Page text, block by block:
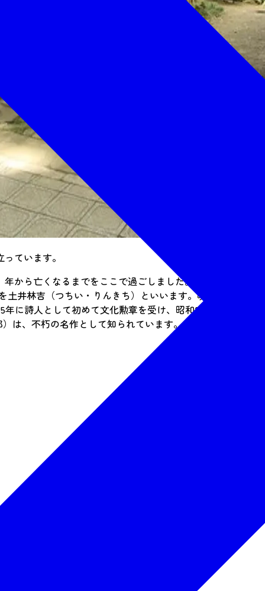
ています。
から亡くなるまでをここで過ごしました。
井林吉（つちい・りんきち）といいます。晩翠は第二高等
に詩人として初めて文化勲章を受け、昭和27（1952）年、
は、不朽の名作として知られています。